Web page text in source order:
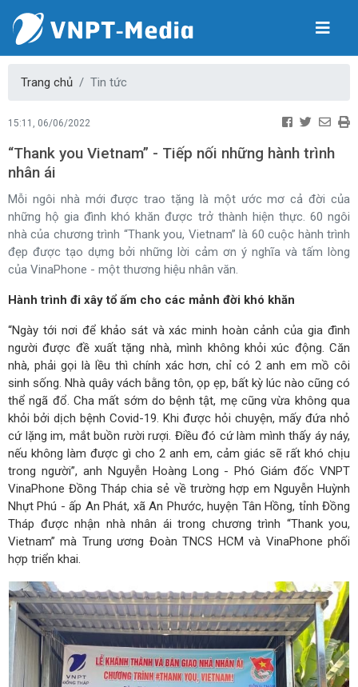
Trang chủ Tin tức
15:11, 06/06/2022
“Thank you Vietnam” - Tiếp nối những hành trình
nhân ái
Mỗi ngôi nhà mới được trao tặng là một ước mơ cả đời của
những hộ gia đình khó khăn được trở thành hiện thực. 60 ngôi
nhà của chương trình “Thank you, Vietnam” là 60 cuộc hành trình
đẹp được tạo dựng bởi những lời cảm ơn ý nghĩa và tấm lòng
của VinaPhone - một thương hiệu nhân văn.
Hành trình đi xây tổ ấm cho các mảnh đời khó khăn
“Ngày tới nơi để khảo sát và xác minh hoàn cảnh của gia đình
người được đề xuất tặng nhà, mình không khỏi xúc động. Căn
nhà, phải gọi là lều thì chính xác hơn, chỉ có 2 anh em mồ côi
sinh sống. Nhà quây vách bằng tôn, ọp ẹp, bất kỳ lúc nào cũng có
thể ngã đổ. Cha mất sớm do bệnh tật, mẹ cũng vừa không qua
khỏi bởi dịch bệnh Covid-19. Khi được hỏi chuyện, mấy đứa nhỏ
cứ lặng im, mắt buồn rười rượi. Điều đó cứ làm mình thấy áy náy,
nếu không làm được gì cho 2 anh em, cảm giác sẽ rất khó chịu
trong người”, anh Nguyễn Hoàng Long - Phó Giám đốc VNPT
VinaPhone Đồng Tháp chia sẻ về trường hợp em Nguyễn Huỳnh
Nhựt Phú - ấp An Phát, xã An Phước, huyện Tân Hồng, tỉnh Đồng
Tháp được nhận nhà nhân ái trong chương trình “Thank you,
Vietnam” mà Trung ương Đoàn TNCS HCM và VinaPhone phối
hợp triển khai.